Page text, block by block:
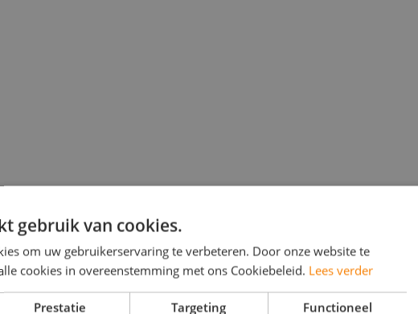
gebruik van cookies.
om uw gebruikerservaring te verbeteren. Door onze website te
cookies in overeenstemming met ons Cookiebeleid. Lees verder
Prestatie Targeting Functioneel